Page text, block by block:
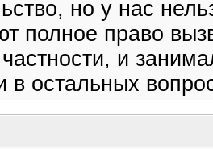
но у нас
полное право
и
в остальных